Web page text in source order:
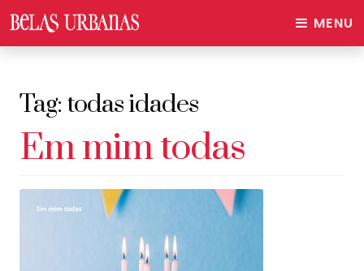
MENU
Tag:todas idades
Em mim todas